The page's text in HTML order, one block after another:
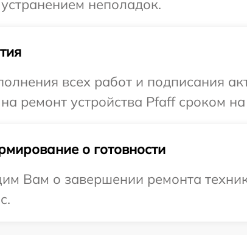
неполадок.
всех работ и подписания
ремонт устройства Pfaff сроком
о готовности
Вам о завершении ремонта